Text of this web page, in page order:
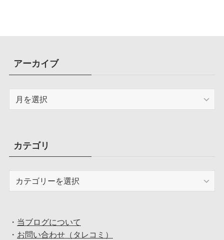
アーカイブ
ブカテゴリ
・ 当ブログについて
・ お問い合わせ（タレコミ）